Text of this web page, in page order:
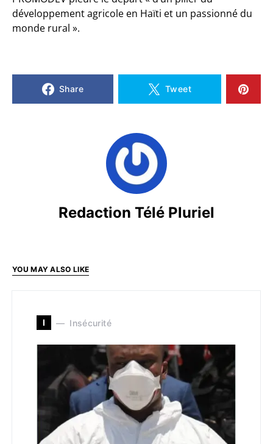
développement agricole en Haïti et un passionné du
monde rural ».
Share Tweet
Redaction Télé Pluriel
YOU MAY ALSO LIKE
I Insécurité